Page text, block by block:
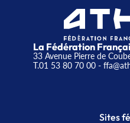
La Fédération
33 Avenue Pierre de
T.01 53 80 70 00-
Sites